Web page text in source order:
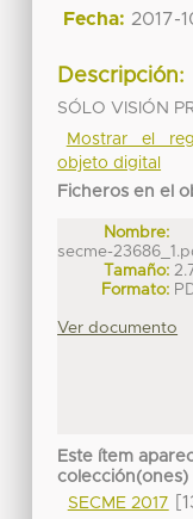
Fecha: 2017-
Descripción:
SÓLO VISIÓN
Mostrar el
objeto digital
Ficheros en el
Nombre:
secme-
Tamaño:
Formato:
Ver documento
Este ítem
colección(ones)
SECME 2017